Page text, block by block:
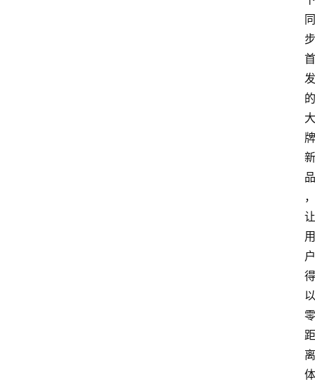
同
步
首
发
的
大
牌
新
品
，
让
用
户
得
以
零
距
离
体